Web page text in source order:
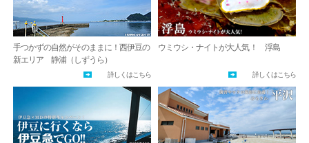
手つかずの自然がそのままに！西伊豆の
新エリア 静浦（しずうら）
詳しくはこちら
ウミウシ・ナイトが大人気！ 浮島
詳しくはこちら